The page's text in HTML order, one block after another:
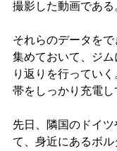
撮影した動画である
それらのデータを
集めておいて、ジ
り返りを行ってい
帯をしっかり充電し
先日、隣国のドイ
て、身近にあるボ